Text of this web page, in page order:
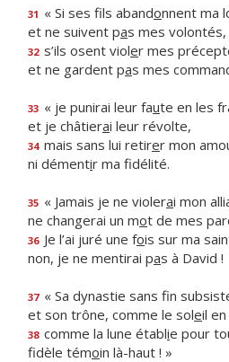
31 « Si ses fils abandonnent ma
et ne suivent pas mes volontés,
32 s’ils osent violer mes
et ne gardent pas mes
33 « je punirai leur faute en les
et je châtierai leur révolte,
34 mais sans lui retirer mon
ni démentir ma fidélité.
35 « Jamais je ne violerai mon
ne changerai un mot de mes
36 Je l’ai juré une fois sur ma
non, je ne mentirai pas à David !
37 « Sa dynastie sans fn
et son trône, comme le soleil
38 comme la lune établie pour
fidèle témoin là-haut ! »